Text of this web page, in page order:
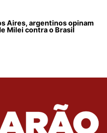
Aires, argentinos opinam
Milei contra o Brasil